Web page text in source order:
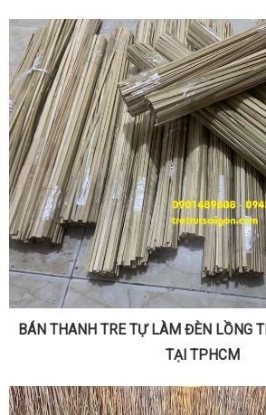
BÁN THANH TRE TỰ LÀM ĐÈN LỒNG
TẠI TPHCM